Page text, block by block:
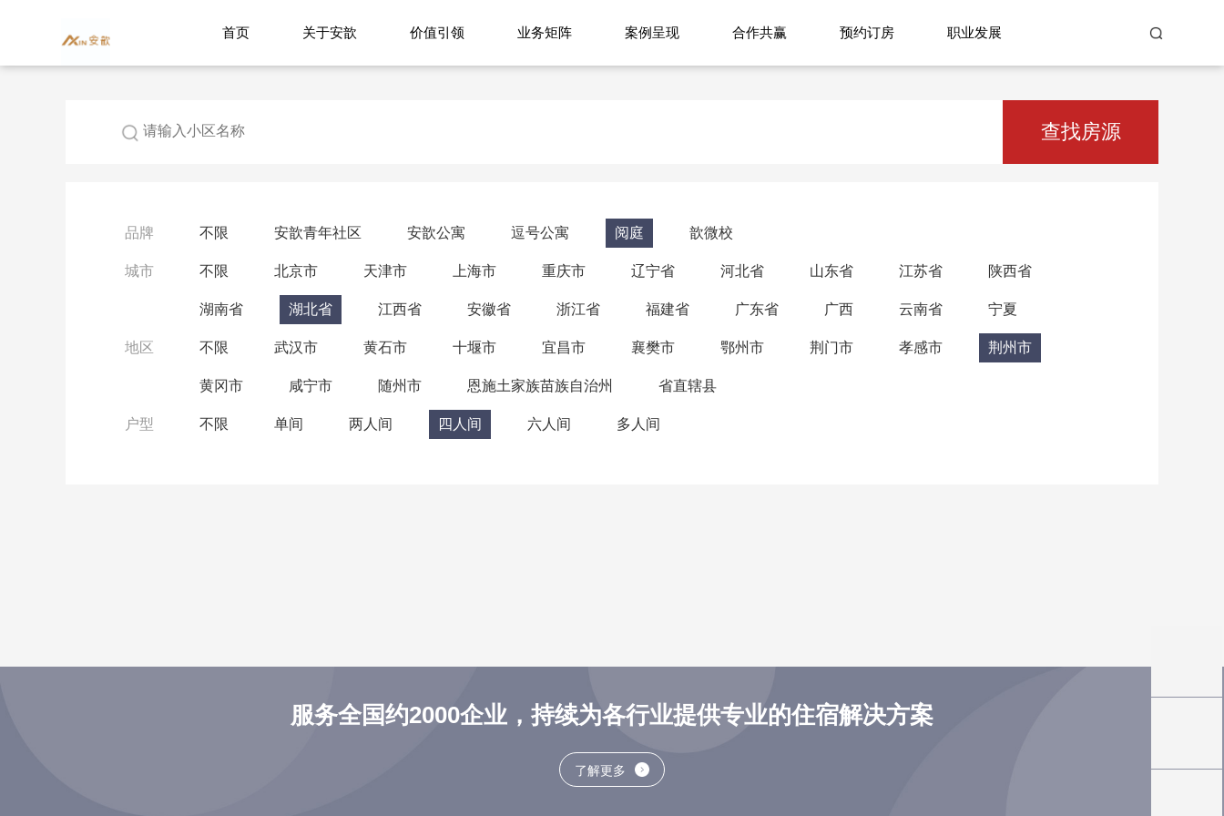
首页 关于安歆 价值引领 业务矩阵 案例呈现 合作共赢 预约订房 职业发展
查找房源
品牌 不限 安歆青年社区 安歆公寓 逗号公寓 阅庭 歆微校
城市 不限 北京市 天津市 上海市 重庆市 辽宁省 河北省 山东省 江苏省 陕西省
湖南省 湖北省 江西省 安徽省 浙江省 福建省 广东省 广西 云南省 宁夏
地区 不限 武汉市 黄石市 十堰市 宜昌市 襄樊市 鄂州市 荆门市 孝感市 荆州市
黄冈市 咸宁市 随州市 恩施土家族苗族自治州 省直辖县
户型 不限 单间 两人间 四人间 六人间 多人间
服务全国约2000企业，持续为各行业提供专业的住宿解决方案
了解更多